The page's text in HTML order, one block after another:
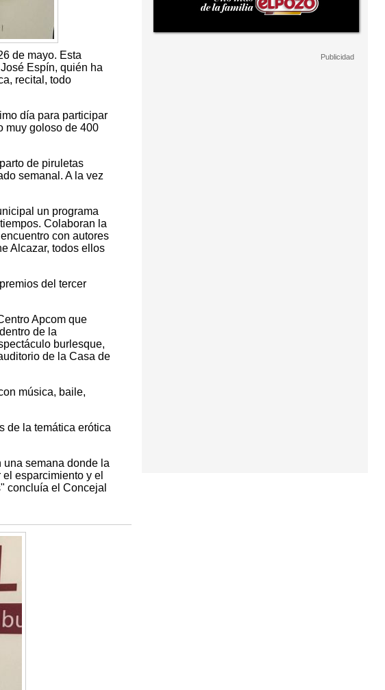
de mayo. Esta
Espín, quién ha
recital, todo
día para participar
muy goloso de 400
de piruletas
semanal. A la vez
un programa
Colaboran la
con autores
Alcazar, todos ellos
del tercer
Apcom que
de la
burlesque,
de la Casa de
música, baile,
de la temática erótica
semana donde la
esparcimiento y el
concluía el Concejal